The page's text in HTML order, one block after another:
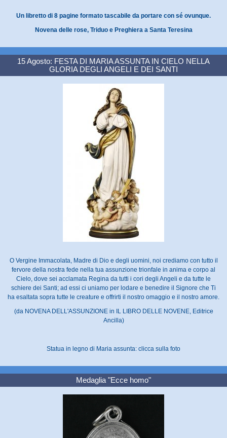
Un libretto di 8 pagine formato tascabile da portare con sé ovunque.
Novena delle rose, Triduo e Preghiera a Santa Teresina
15 Agosto: FESTA DI MARIA ASSUNTA IN CIELO NELLA
GLORIA DEGLI ANGELI E DEI SANTI
O Vergine Immacolata, Madre di Dio e degli uomini, noi crediamo con tutto il
fervore della nostra fede nella tua assunzione trionfale in anima e corpo al
Cielo, dove sei acclamata Regina da tutti i cori degli Angeli e da tutte le
schiere dei Santi; ad essi ci uniamo per lodare e benedire il Signore che Ti
ha esaltata sopra tutte le creature e offrirti il nostro omaggio e il nostro amore.
(da NOVENA DELL'ASSUNZIONE in IL LIBRO DELLE NOVENE, Editrice
Ancilla)
Statua in legno di Maria assunta: clicca sulla foto
Medaglia "Ecce homo"